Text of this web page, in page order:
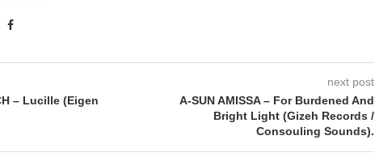
– Lucille (Eigen
next post
A-SUN AMISSA – For Burdened And
Bright Light (Gizeh Records /
Consouling Sounds).